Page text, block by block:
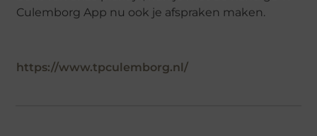
Culemborg App nu ook je afspraken maken.
https://www.tpculemborg.nl/